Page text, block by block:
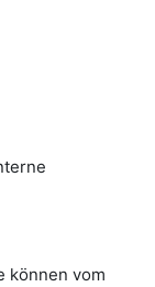
können vom